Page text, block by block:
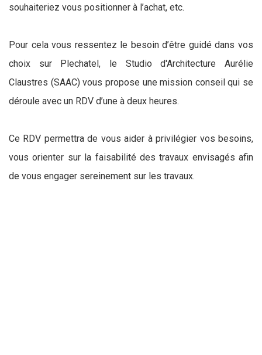
souhaiteriez vous positionner à l’achat, etc.
Pour cela vous ressentez le besoin d’être guidé dans vos
choix sur Plechatel, le Studio d'Architecture Aurélie
Claustres (SAAC) vous propose une mission conseil qui se
déroule avec un RDV d’une à deux heures.
Ce RDV permettra de vous aider à privilégier vos besoins,
vous orienter sur la faisabilité des travaux envisagés afin
de vous engager sereinement sur les travaux.